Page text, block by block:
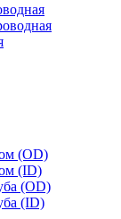
(OD)
(ID)
(OD)
(ID)